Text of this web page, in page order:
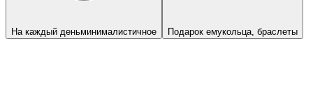
На каждый деньминималистичное Подарок емукольца, браслеты